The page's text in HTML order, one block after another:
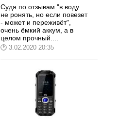
Судя по отзывам "в воду
не ронять, но если повезет
- может и переживёт",
очень ёмкий аккум, а в
целом прочный....
3.02.2020 20:35